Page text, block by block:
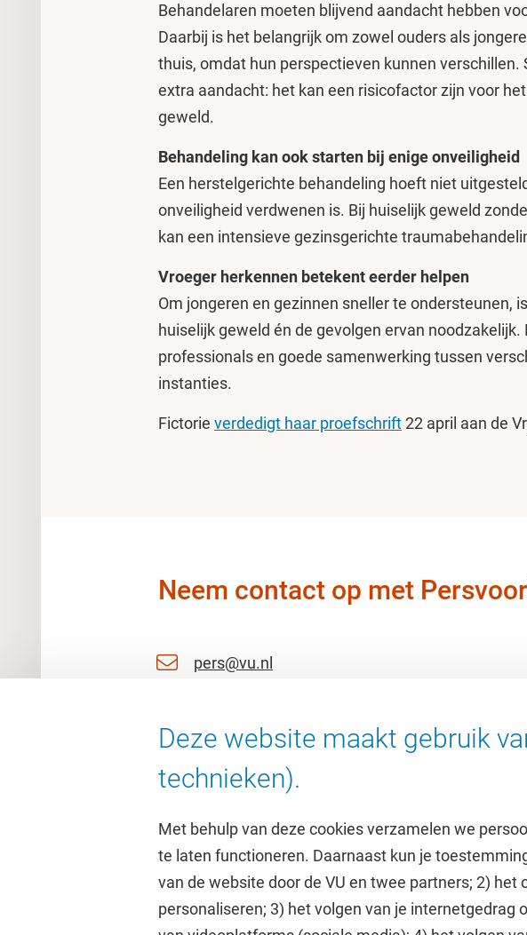
Behandelaren moeten blijvend aandacht hebben
Daarbij is het belangrijk om zowel ouders als
thuis, omdat hun perspectieven kunnen verschillen.
extra aandacht: het kan een risicofactor zijn voor
geweld.
Behandeling kan ook starten bij enige onveiligheid
Een herstelgerichte behandeling hoeft niet
onveiligheid verdwenen is. Bij huiselijk geweld
kan een intensieve gezinsgerichte
Vroeger herkennen betekent eerder helpen
Om jongeren en gezinnen sneller te ondersteunen,
huiselijk geweld én de gevolgen ervan
professionals en goede samenwerking tussen
instanties.
Fictorie verdedigt haar proefschrift22 april aan de
Neem contact op met
pers@vu.nl
06 25763092
Deze website maakt gebruik
technieken).
Met behulp van deze cookies verzamelen we
te laten functioneren. Daarnaast kun je
van de website door de VU en twee partners; 2)
personaliseren; 3) het volgen van je
Direct naar Studie